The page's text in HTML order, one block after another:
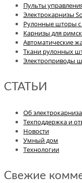
Пульты
Электрокарнизы
Рулонные шторы
Карнизы для
Автоматические
Ткани рулонных
Электроприводы
СТАТЬИ
Об
Техподдержка и
Новости
Умный дом
Технологии
Свежие